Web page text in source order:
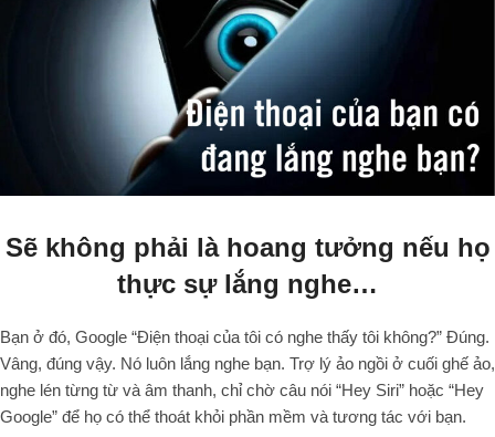
Sẽ không phải là hoang tưởng nếu họ
thực sự lắng nghe…
Bạn ở đó, Google “Điện thoại của tôi có nghe thấy tôi không?” Đúng.
Vâng, đúng vậy. Nó luôn lắng nghe bạn. Trợ lý ảo ngồi ở cuối ghế ảo,
nghe lén từng từ và âm thanh, chỉ chờ câu nói “Hey Siri” hoặc “Hey
Google” để họ có thể thoát khỏi phần mềm và tương tác với bạn.